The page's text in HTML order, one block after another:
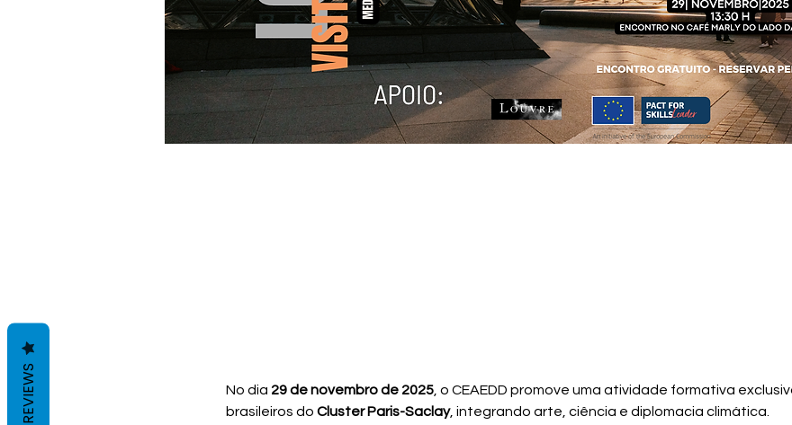
No dia 29 de novembro de 2025, o CEAEDD promove uma atividade formativa
brasileiros do Cluster Paris-Saclay, integrando arte, ciência e diplomacia climática.
REVIEWS